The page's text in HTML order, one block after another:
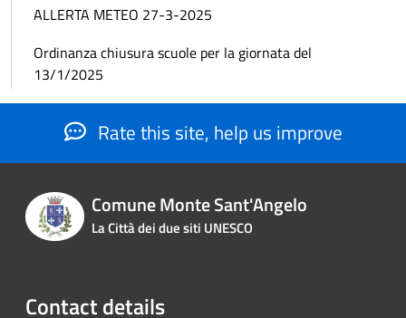
ALLERTA METEO 27-3-2025
Ordinanza chiusura scuole per la giornata del
13/1/2025
Rate this site, help us improve
Comune Monte Sant'Angelo
La Città dei due siti UNESCO
Contact details